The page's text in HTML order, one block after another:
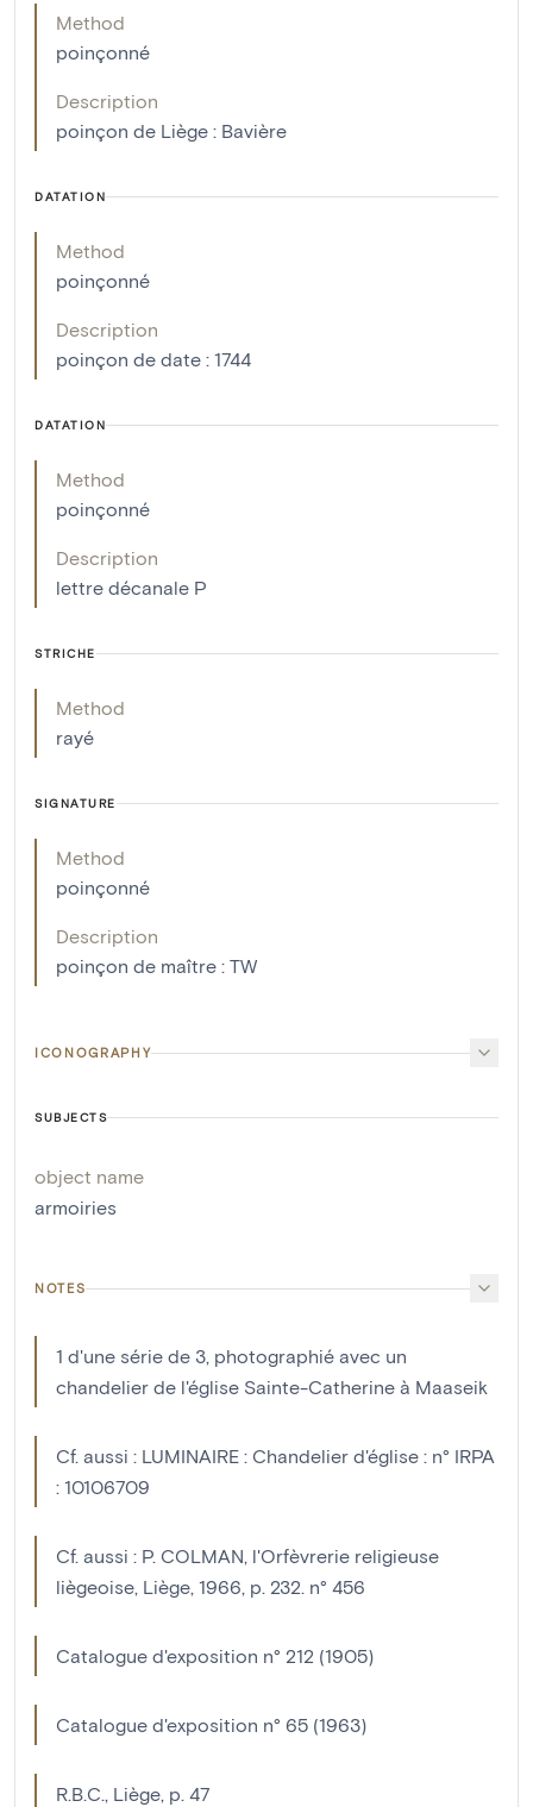
Method
poinçonné
Description
poinçon de Liège : Bavière
DATATION
Method
poinçonné
Description
poinçon de date : 1744
DATATION
Method
poinçonné
Description
lettre décanale P
STRICHE
Method
rayé
SIGNATURE
Method
poinçonné
Description
poinçon de maître : TW
ICONOGRAPHY
SUBJECTS
object name
armoiries
NOTES
1 d'une série de 3, photographié avec un
chandelier de l'église Sainte-Catherine à Maaseik
Cf. aussi : LUMINAIRE : Chandelier d'église : n° IRPA
: 10106709
Cf. aussi : P. COLMAN, l'Orfèvrerie religieuse
liègeoise, Liège, 1966, p. 232. n° 456
Catalogue d'exposition n° 212 (1905)
Catalogue d'exposition n° 65 (1963)
R.B.C., Liège, p. 47